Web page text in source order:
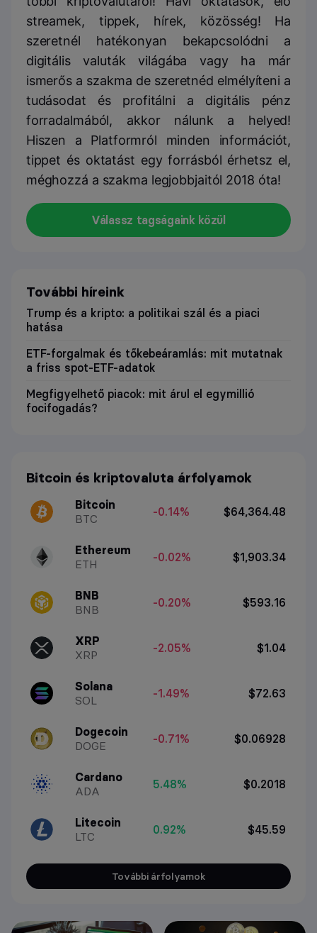
streamek, tippek, hírek, közösség! Ha
szeretnél hatékonyan bekapcsolódni a
digitális valuták világába vagy ha már
ismerős a szakma de szeretnéd elmélyíteni a
tudásodat és profitálni a digitális pénz
forradalmából, akkor nálunk a helyed!
Hiszen a Platformról minden információt,
tippet és oktatást egy forrásból érhetsz el,
méghozzá a szakma legjobbjaitól 2018 óta!
Válassz tagságaink közül
További híreink
Trump és a kripto: a politikai szál és a piaci
hatása
ETF-forgalmak és tőkebeáramlás: mit mutatnak
a friss spot-ETF-adatok
Megfigyelhető piacok: mit árul el egymillió
focifogadás?
Bitcoin és kriptovaluta árfolyamok
Bitcoin
BTC
-0.14% $64,364.48
Ethereum
ETH
-0.02% $1,903.34
BNB
BNB
-0.20% $593.16
XRP
XRP
-2.05% $1.04
Solana
SOL
-1.49% $72.63
Dogecoin
DOGE
-0.71% $0.06928
Cardano
ADA
5.48% $0.2018
Litecoin
LTC
0.92% $45.59
További árfolyamok